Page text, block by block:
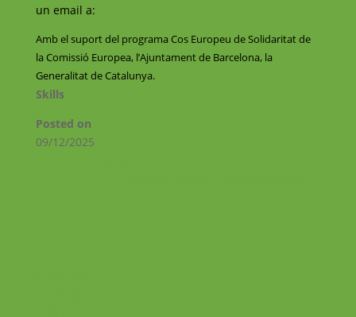
un email a:
Amb el suport del programa Cos Europeu de Solidaritat de
la Comissió Europea, l’Ajuntament de Barcelona, la
Generalitat de Catalunya.
Skills
Posted on
09/12/2025